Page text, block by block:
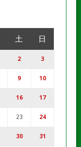
土 日
2 3
9 10
16 17
23 24
30 31